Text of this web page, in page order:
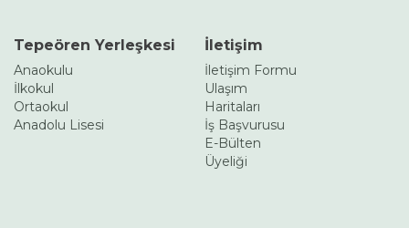
Tepeören Yerleşkesi
Anaokulu
İlkokul
Ortaokul
Anadolu Lisesi
İletişim
İletişim Formu
Ulaşım
Haritaları
İş Başvurusu
E-Bülten
Üyeliği